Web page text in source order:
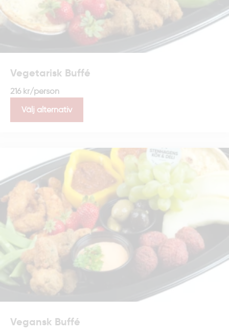
Vegetarisk Buffé
216 kr/person
Välj alternativ
Vegansk Buffé